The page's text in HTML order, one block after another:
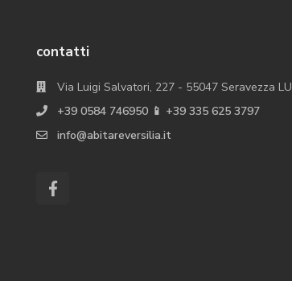
contatti
Via Luigi Salvatori, 227 - 55047 Seravezza LU
+39 0584 746950 📱 +39 335 625 3797
info@abitareversilia.it